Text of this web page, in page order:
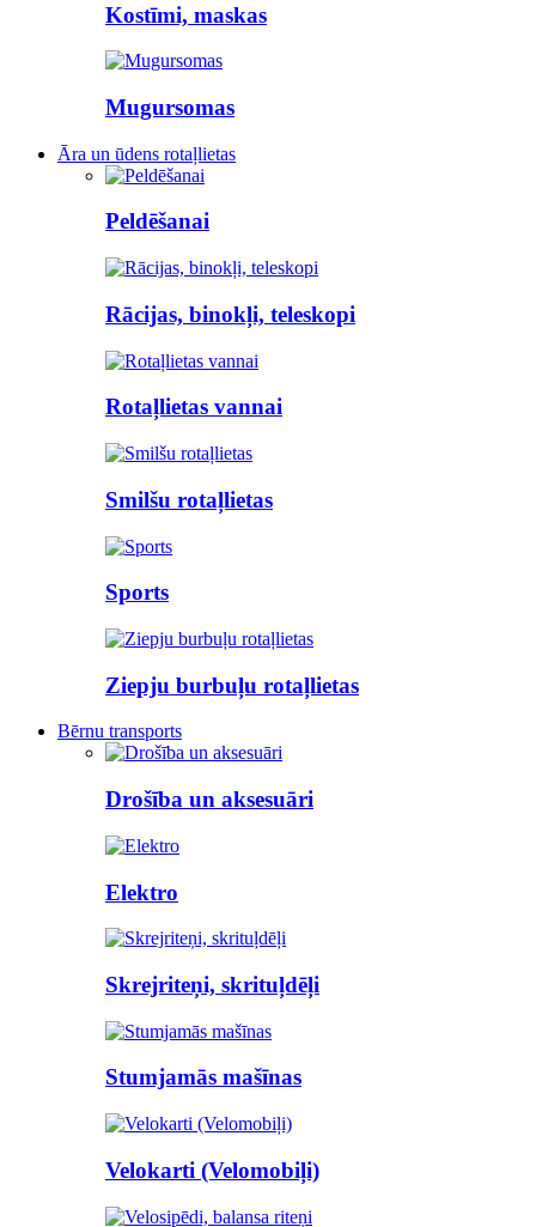
Kostīmi, maskas
Mugursomas
Āra un ūdens rotaļlietas
Peldēšanai
Rācijas, binokļi, teleskopi
Rotaļlietas vannai
Smilšu rotaļlietas
Sports
Ziepju burbuļu rotaļlietas
Bērnu transports
Drošība un aksesuāri
Elektro
Skrejriteņi, skrituļdēļi
Stumjamās mašīnas
Velokarti (Velomobiļi)